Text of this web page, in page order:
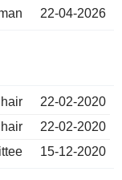
22-04-2026
22-02-2020
22-02-2020
15-12-2020